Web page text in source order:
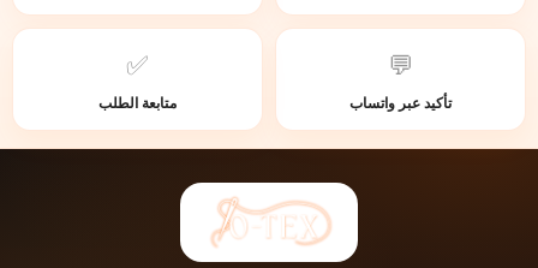
💬
تأكيد عبر واتساب
✅
متابعة الطلب